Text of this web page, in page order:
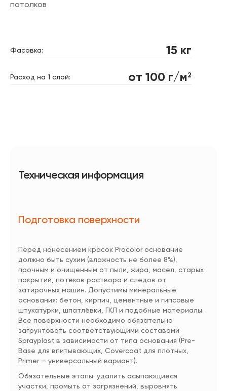
потолков
Фасовка: 15 кг
Расход на 1 слой: от 100 г/м 2
Техническая информация
Подготовка поверхности
Перед нанесением красок Procolor основание
должно быть сухим (влажность не более 8%),
прочным и очищенным от пыли, жира, масел, старых
покрытий, потёков раствора и следов от
затирочных машин. Допустимы минеральные
основания: бетон, кирпич, цементные и гипсовые
штукатурки, шпатлёвки, ГКЛ и подобные материалы.
Все поверхности необходимо обязательно
загрунтовать соответствующими составами
Sprayplast в зависимости от типа основания (Pre-
Base для впитывающих, Covercoat для плотных,
Primer — универсальный вариант).
Обязательные этапы: удалить осыпающиеся
участки, промыть от загрязнений, выровнять